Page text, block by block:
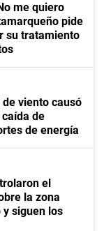
me quiero
pide
su tratamiento
viento causó
de
de energía
el
la zona
y siguen los